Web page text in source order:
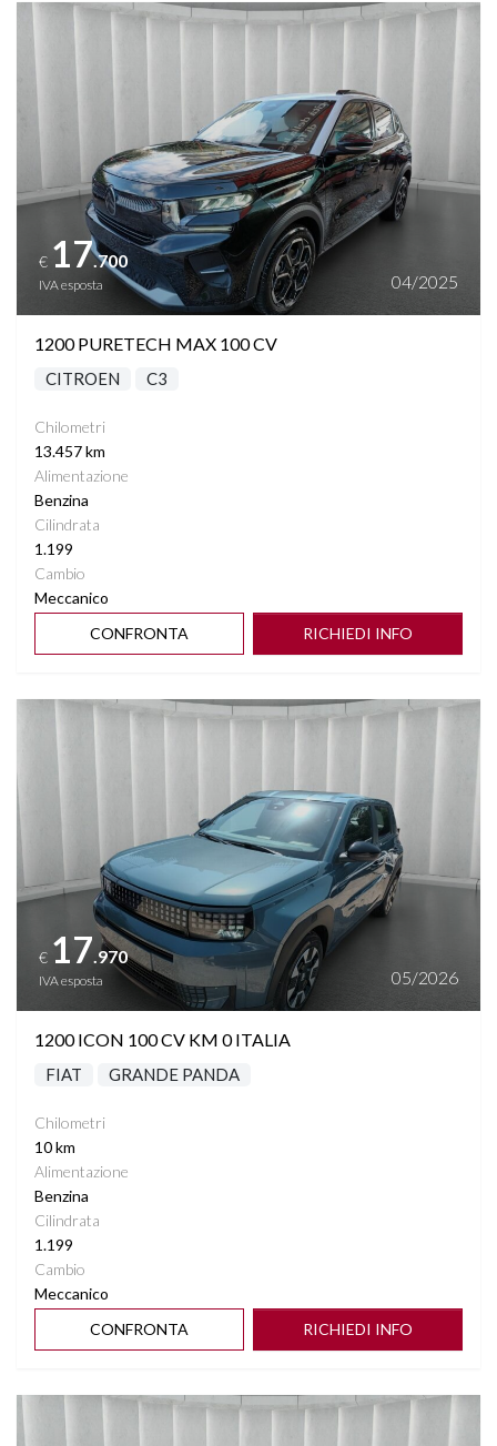
Vedi dettagli
€ 17.700
IVA esposta 04/2025
1200 PURETECH MAX 100 CV
CITROEN C3
Chilometri
13.457 km
Alimentazione
Benzina
Cilindrata
1.199
Cambio
Meccanico
CONFRONTA
RICHIEDI INFO
Vedi dettagli
€ 17.970
IVA esposta 05/2026
1200 ICON 100 CV KM 0 ITALIA
FIAT GRANDE PANDA
Chilometri
10 km
Alimentazione
Benzina
Cilindrata
1.199
Cambio
Meccanico
CONFRONTA
RICHIEDI INFO
Vedi dettagli